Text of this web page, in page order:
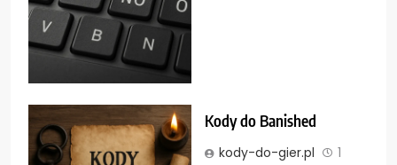
Kody do Banished
kody-do-gier.pl
1